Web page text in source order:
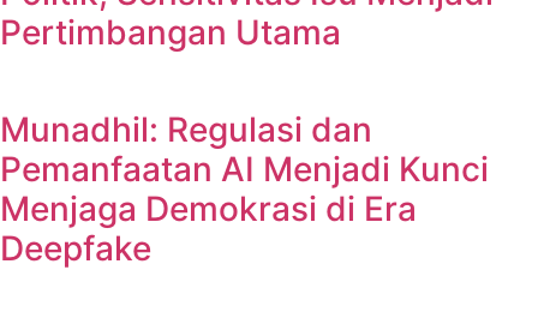
Pertimbangan Utama
Munadhil: Regulasi dan
Pemanfaatan AI Menjadi Kunci
Menjaga Demokrasi di Era
Deepfake